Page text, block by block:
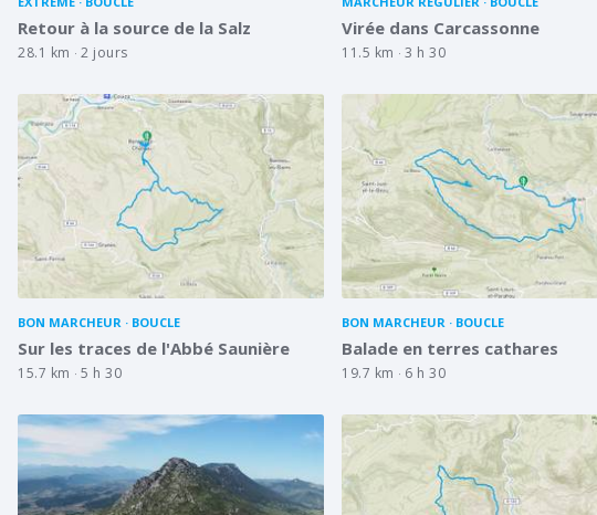
Retour à la source de la Salz
28.1 km 2 jours
Virée dans Carcassonne
11.5 km 3 h 30
BON MARCHEUR BOUCLE
Sur les traces de l'Abbé Saunière
15.7 km 5 h 30
BON MARCHEUR BOUCLE
Balade en terres cathares
19.7 km 6 h 30